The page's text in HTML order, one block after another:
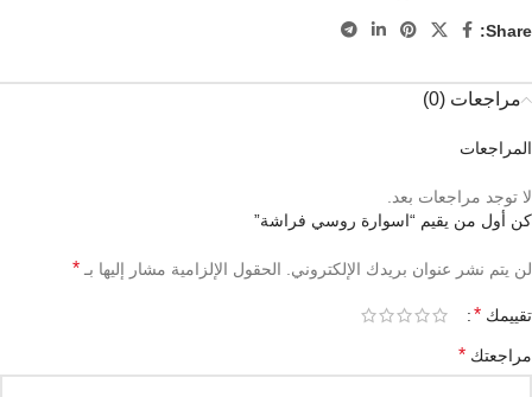
Share:
مراجعات (0)
المراجعات
لا توجد مراجعات بعد.
كن أول من يقيم “اسوارة روسي فراشة”
لن يتم نشر عنوان بريدك الإلكتروني. الحقول الإلزامية مشار إليها بـ *
تقييمك *
مراجعتك *